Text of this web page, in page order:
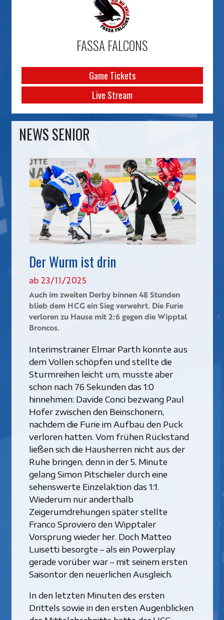
FASSA FALCONS
Game Tickets
Live Stream
NEWS SENIOR
Der Wurm ist drin
ab 23/11/2025
Auch im zweiten Derby binnen 48 Stunden
blieb dem HCG ein Sieg verwehrt. Die Furie
verloren zu Hause mit 2:6 gegen die Wipptal
Broncos.
Interimstrainer Elmar Parth konnte aus
dem Vollen schöpfen und stellte die
Sturmreihen leicht um, musste aber
schon nach 76 Sekunden das 1:0
hinnehmen: Davide Conci bezwang Paul
Hofer zwischen den Beinschonern,
nachdem die Furie im Aufbau den Puck
verloren hatten. Vom frühen Rückstand
ließen sich die Hausherren nicht aus der
Ruhe bringen, denn in der 5. Minute
gelang Simon Pitschieler durch eine
sehenswerte Einzelaktion das 1:1.
Wiederum nur anderthalb
Zeigerumdrehungen später stellte
Franco Sproviero den Wipptaler
Vorsprung wieder her. Doch Matteo
Luisetti besorgte – als ein Powerplay
gerade vorüber war – mit seinem ersten
Saisontor den neuerlichen Ausgleich.
In den letzten Minuten des ersten
Drittels sowie in den ersten Augenblicken